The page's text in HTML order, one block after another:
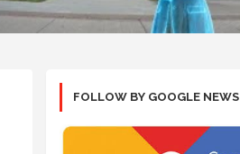
FOLLOW BY GOOGLE NEWS